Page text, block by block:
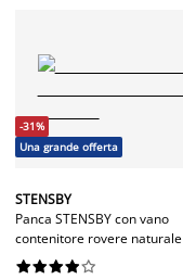
-31%
Una grande offerta
STENSBY
Panca STENSBY con vano
contenitore rovere naturale





